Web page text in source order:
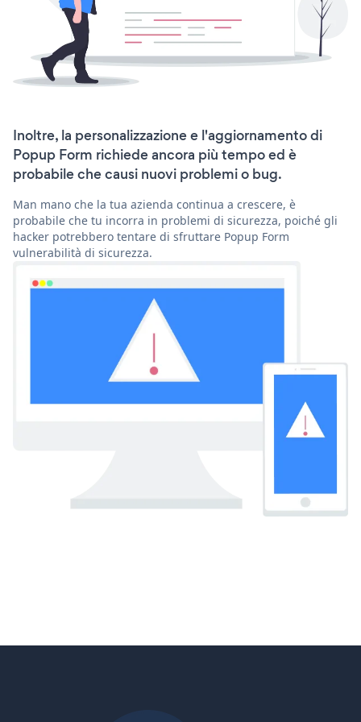
Inoltre, la personalizzazione e l'aggiornamento di
Popup Form richiede ancora più tempo ed è
probabile che causi nuovi problemi o bug.
Man mano che la tua azienda continua a crescere, è
probabile che tu incorra in problemi di sicurezza, poiché gli
hacker potrebbero tentare di sfruttare Popup Form
vulnerabilità di sicurezza.